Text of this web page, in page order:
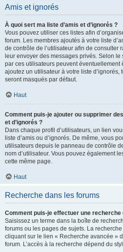
Amis et ignorés
À quoi sert ma liste d’amis et d’ignorés ?
Vous pouvez utiliser ces listes afin
forum. Les membres ajoutés à votre liste
de contrôle de l’utilisateur afin de consulter
leur envoyer des messages privés. Selon
par ces utilisateurs peuvent éventuellement
ajoutez un utilisateur à votre liste d’ignorés,
seront masqués par défaut.
Haut
Comment puis-je ajouter ou supprimer
et d’ignorés ?
Dans chaque profil d’utilisateurs, un lien
liste d’amis ou d’ignorés. De même, vous
utilisateurs depuis le panneau de contrôle
nom d’utilisateur. Vous pouvez également
cette même page.
Haut
Recherche dans les forums
Comment puis-je effectuer une recherche
Saisissez un terme dans la boîte de
forums ou les pages de sujets. La
cliquant sur le lien « Recherche avancée »
forum. L’accès à la recherche dépend du